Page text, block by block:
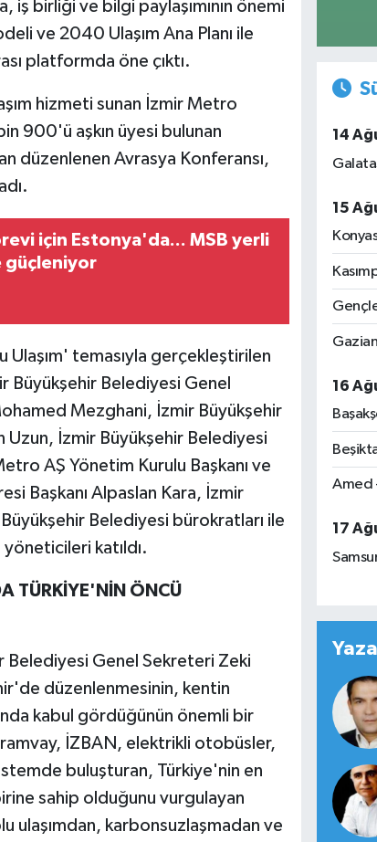
birliği ve bilgi paylaşımının önemi
ve 2040 Ulaşım Ana Planı ile
platformda öne çıktı.
hizmeti sunan İzmir Metro
900'ü aşkın üyesi bulunan
düzenlenen Avrasya Konferansı,
için Estonya'da... MSB yerli
güçleniyor
temasıyla gerçekleştirilen
Büyükşehir Belediyesi Genel
Mezghani, İzmir Büyükşehir
Uzun, İzmir Büyükşehir Belediyesi
AŞ Yönetim Kurulu Başkanı ve
Başkanı Alpaslan Kara, İzmir
Belediyesi bürokratları ile
yöneticileri katıldı.
TÜRKİYE'NİN ÖNCÜ
Belediyesi Genel Sekreteri Zeki
düzenlenmesinin, kentin
kabul gördüğünün önemli bir
İZBAN, elektrikli otobüsler,
buluşturan, Türkiye'nin en
sahip olduğunu vurgulayan
ulaşımdan, karbonsuzlaşmadan ve
14
15
16
Amed
17